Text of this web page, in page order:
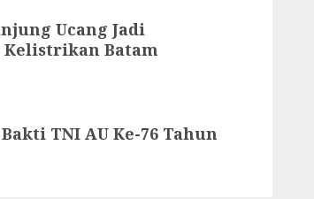
Ucang Jadi
Kelistrikan Batam
TNI AU Ke-76 Tahun